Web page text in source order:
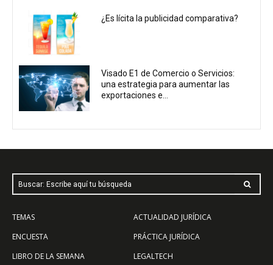
¿Es lícita la publicidad comparativa?
Visado E1 de Comercio o Servicios:
una estrategia para aumentar las
exportaciones e...
Buscar: Escribe aquí tu búsqueda
TEMAS
ENCUESTA
LIBRO DE LA SEMANA
ACTUALIDAD JURÍDICA
PRÁCTICA JURÍDICA
LEGALTECH